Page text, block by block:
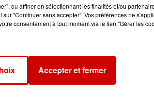
ou affiner en sélectionnant les finalités et/ou
"Continuer sans accepter". Vos préférences ne
consentement à tout moment via le lien "Gérer les
Accepter et fermer